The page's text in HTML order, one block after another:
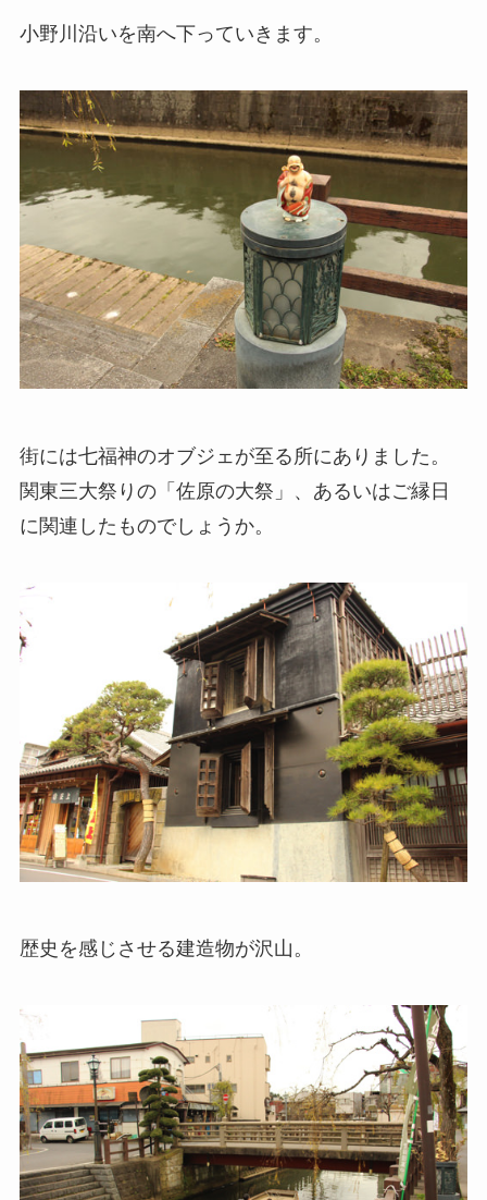
小野川沿いを南へ下っていきます。
街には七福神のオブジェが至る所にありました。
関東三大祭りの「佐原の大祭」、あるいはご縁日
に関連したものでしょうか。
歴史を感じさせる建造物が沢山。